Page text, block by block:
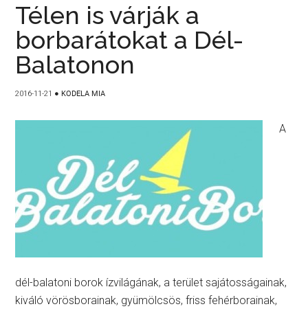
Télen is várják a
borbarátokat a Dél-
Balatonon
2016-11-21 ● KODELA MIA
A
dél-balatoni borok ízvilágának, a terület sajátosságainak,
kiváló vörösborainak, gyümölcsös, friss fehérborainak,